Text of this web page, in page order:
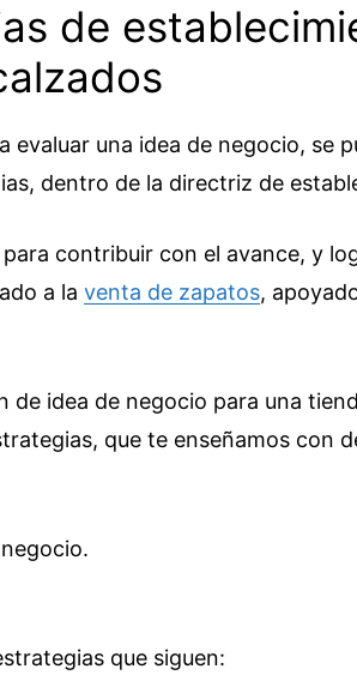
de
evaluar una idea de negocio, se
dentro de la directriz de
contribuir con el avance, y
a la venta de zapatos,
de idea de negocio para una
que te enseñamos con
que siguen: